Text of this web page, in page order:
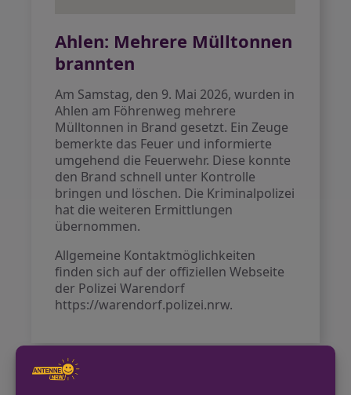
Ahlen: Mehrere Mülltonnen
brannten
Am Samstag, den 9. Mai 2026, wurden in
Ahlen am Föhrenweg mehrere
Mülltonnen in Brand gesetzt. Ein Zeuge
bemerkte das Feuer und informierte
umgehend die Feuerwehr. Diese konnte
den Brand schnell unter Kontrolle
bringen und löschen. Die Kriminalpolizei
hat die weiteren Ermittlungen
übernommen.
Allgemeine Kontaktmöglichkeiten
finden sich auf der offiziellen Webseite
der Polizei Warendorf
https://warendorf.polizei.nrw.
VORHERIGER BEITRAG
Ahlen: Autofahrer ohne Führerschein bei